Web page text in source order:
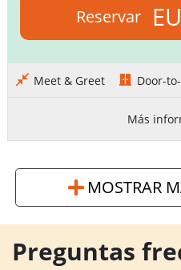
Reservar
Meet & Greet Door-
Más
MOSTRAR
Preguntas